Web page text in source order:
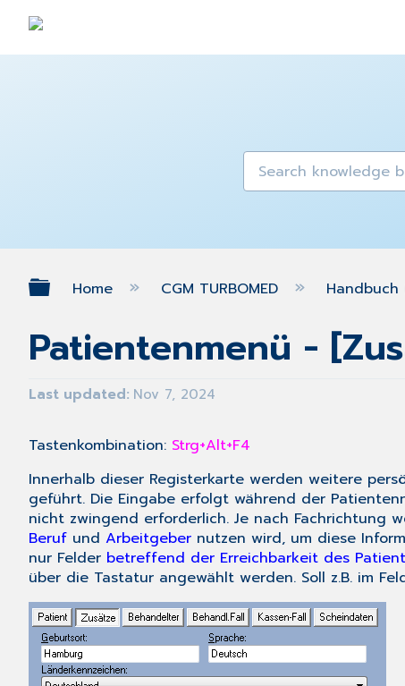
Expand/collapse global
Home CGM TURBOMED Handbuch
Patientenmenü -
Last updated Nov 7, 2024
Tastenkombination: Strg+Alt+F4
Innerhalb dieser Registerkarte werden weitere
geführt. Die Eingabe erfolgt während der
nicht zwingend erforderlich. Je nach Fachrichtung
Beruf und Arbeitgeber nutzen wird, um diese
nur Felder betreffend der Erreichbarkeit des
über die Tastatur angewählt werden. Soll z.B. im